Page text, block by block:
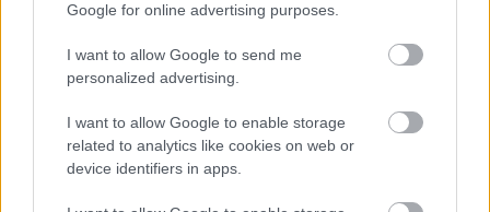
Google for online advertising purposes.
I want to allow Google to send me
personalized advertising.
I want to allow Google to enable storage
related to analytics like cookies on web or
device identifiers in apps.